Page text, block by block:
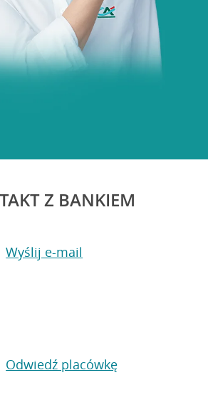
Z BANKIEM
Wyślij e-mail
Odwiedź placówkę